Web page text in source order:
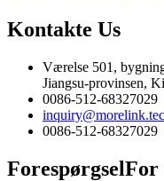
Kontakte Us
Værelse 501,
Jiangsu-provinsen,
0086-512-68327029
0086-512-68327029
ForespørgselFor